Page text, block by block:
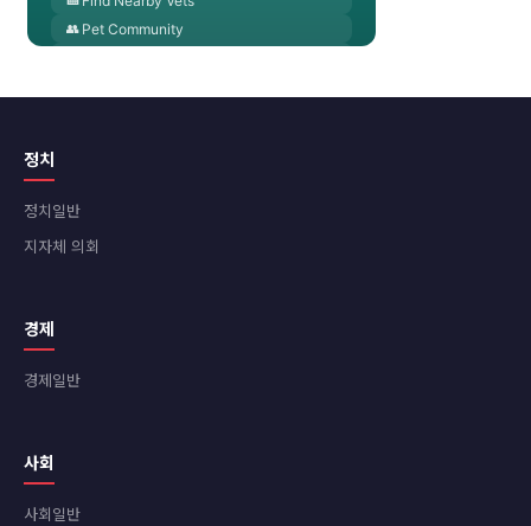
정치
정치일반
지자체 의회
경제
경제일반
사회
사회일반